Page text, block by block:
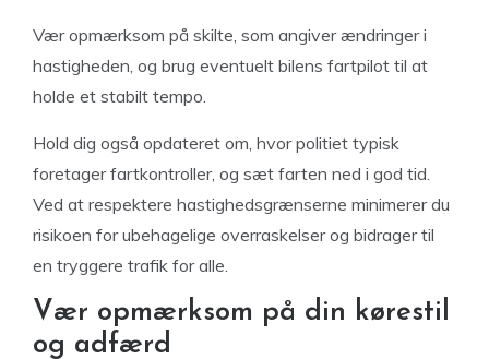
Vær opmærksom på skilte, som angiver ændringer i
hastigheden, og brug eventuelt bilens fartpilot til at
holde et stabilt tempo.
Hold dig også opdateret om, hvor politiet typisk
foretager fartkontroller, og sæt farten ned i god tid.
Ved at respektere hastighedsgrænserne minimerer du
risikoen for ubehagelige overraskelser og bidrager til
en tryggere trafik for alle.
Vær opmærksom på din kørestil
og adfærd